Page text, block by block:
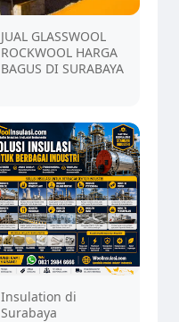
JUAL GLASSWOOL
ROCKWOOL HARGA
BAGUS DI SURABAYA
Insulation di
Surabaya